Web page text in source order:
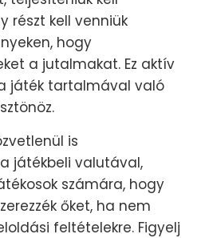
részt kell venniük
hogy
a jutalmakat. Ez aktív
játék tartalmával való
is
játékbeli valutával,
számára, hogy
őket, ha nem
feltételekre. Figyelj